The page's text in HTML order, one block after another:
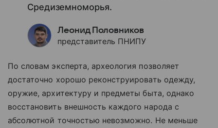
Средиземноморья.
Леонид Половников
представитель ПНИПУ
По словам эксперта, археология позволяет
достаточно хорошо реконструировать одежду,
оружие, архитектуру и предметы быта, однако
восстановить внешность каждого народа с
абсолютной точностью невозможно. Не меньше